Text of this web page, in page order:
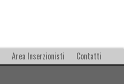
Area Inserzionisti Contatti